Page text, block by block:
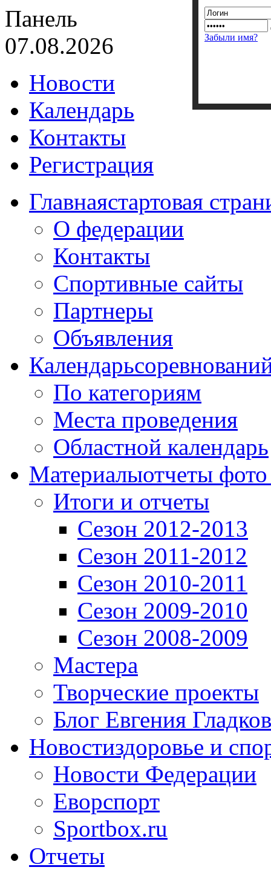
Забыли имя?
Панель
07.08.2026
Новости
Календарь
Контакты
Регистрация
Главнаястартовая
О федерации
Контакты
Спортивные сайты
Партнеры
Объявления
Календарь
По категориям
Места проведения
Областной календарь
Материалыотчеты
Итоги и отчеты
Сезон 2012-2013
Сезон 2011-2012
Сезон 2010-2011
Сезон 2009-2010
Сезон 2008-2009
Мастера
Творческие проекты
Блог Евгения
Новостиздоровье и
Новости Федерации
Еворспорт
Sportbox.ru
Отчеты